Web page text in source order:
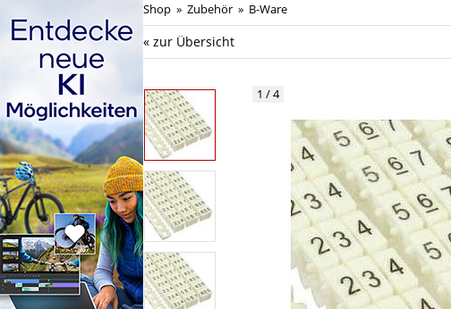
Shop » Zubehör » B-Ware
« zur Übersicht
1 / 4